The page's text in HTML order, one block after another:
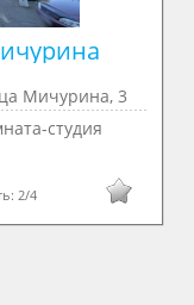
Мичурина, 3
студия
2/4